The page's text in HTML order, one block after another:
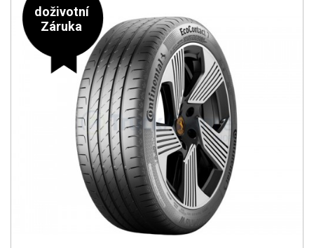
doživotní
Záruka